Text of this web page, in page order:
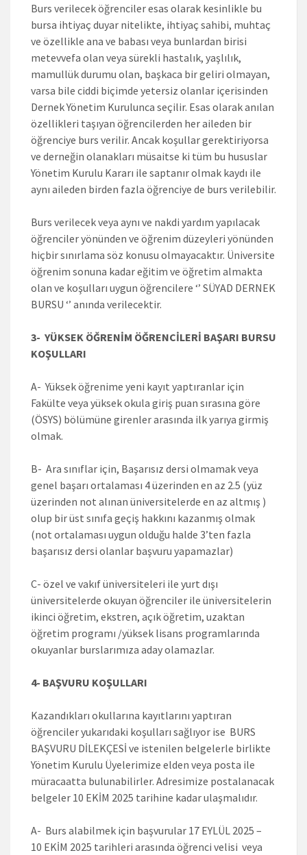
Burs verilecek öğrenciler esas olarak kesinlikle bu
bursa ihtiyaç duyar nitelikte, ihtiyaç sahibi, muhtaç
ve özellikle ana ve babası veya bunlardan birisi
metevvefa olan veya sürekli hastalık, yaşlılık,
mamullük durumu olan, başkaca bir geliri olmayan,
varsa bile ciddi biçimde yetersiz olanlar içerisinden
Dernek Yönetim Kurulunca seçilir. Esas olarak anılan
özellikleri taşıyan öğrencilerden her aileden bir
öğrenciye burs verilir. Ancak koşullar gerektiriyorsa
ve derneğin olanakları müsaitse ki tüm bu hususlar
Yönetim Kurulu Kararı ile saptanır olmak kaydı ile
aynı aileden birden fazla öğrenciye de burs verilebilir.
Burs verilecek veya aynı ve nakdi yardım yapılacak
öğrenciler yönünden ve öğrenim düzeyleri yönünden
hiçbir sınırlama söz konusu olmayacaktır. Üniversite
öğrenim sonuna kadar eğitim ve öğretim almakta
olan ve koşulları uygun öğrencilere ‘’ SÜYAD DERNEK
BURSU ‘’ anında verilecektir.
3- YÜKSEK ÖĞRENİM ÖĞRENCİLERİ BAŞARI BURSU
KOŞULLARI
A- Yüksek öğrenime yeni kayıt yaptıranlar için
Fakülte veya yüksek okula giriş puan sırasına göre
(ÖSYS) bölümüne girenler arasında ilk yarıya girmiş
olmak.
B- Ara sınıflar için, Başarısız dersi olmamak veya
genel başarı ortalaması 4 üzerinden en az 2.5 (yüz
üzerinden not alınan üniversitelerde en az altmış )
olup bir üst sınıfa geçiş hakkını kazanmış olmak
(not ortalaması uygun olduğu halde 3’ten fazla
başarısız dersi olanlar başvuru yapamazlar)
C- özel ve vakıf üniversiteleri ile yurt dışı
üniversitelerde okuyan öğrenciler ile üniversitelerin
ikinci öğretim, ekstren, açık öğretim, uzaktan
öğretim programı /yüksek lisans programlarında
okuyanlar burslarımıza aday olamazlar.
4- BAŞVURU KOŞULLARI
Kazandıkları okullarına kayıtlarını yaptıran
öğrenciler yukarıdaki koşulları sağlıyor ise BURS
BAŞVURU DİLEKÇESİ ve istenilen belgelerle birlikte
Yönetim Kurulu Üyelerimize elden veya posta ile
müracaatta bulunabilirler. Adresimize postalanacak
belgeler 10 EKİM 2025 tarihine kadar ulaşmalıdır.
A- Burs alabilmek için başvurular 17 EYLÜL 2025 –
10 EKİM 2025 tarihleri arasında öğrenci velisi veya